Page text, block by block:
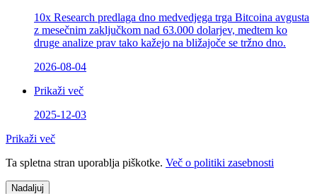
10x Research predlaga dno medvedjega trga Bitcoina avgusta
z mesečnim zaključkom nad 63.000 dolarjev, medtem ko
druge analize prav tako kažejo na bližajoče se tržno dno.
2026-08-04
Prikaži več
2025-12-03
Prikaži več
Ta spletna stran uporablja piškotke. Več o politiki zasebnosti
Nadaljuj